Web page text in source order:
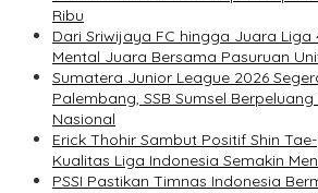
Ribu
Dari Sriwijaya FC hingga Juara Liga
Mental Juara Bersama Pasuruan
Sumatera Junior League 2026
Palembang, SSB Sumsel
Nasional
Erick Thohir Sambut Positif Shin
Kualitas Liga Indonesia Semakin
PSSI Pastikan Timnas Indonesia